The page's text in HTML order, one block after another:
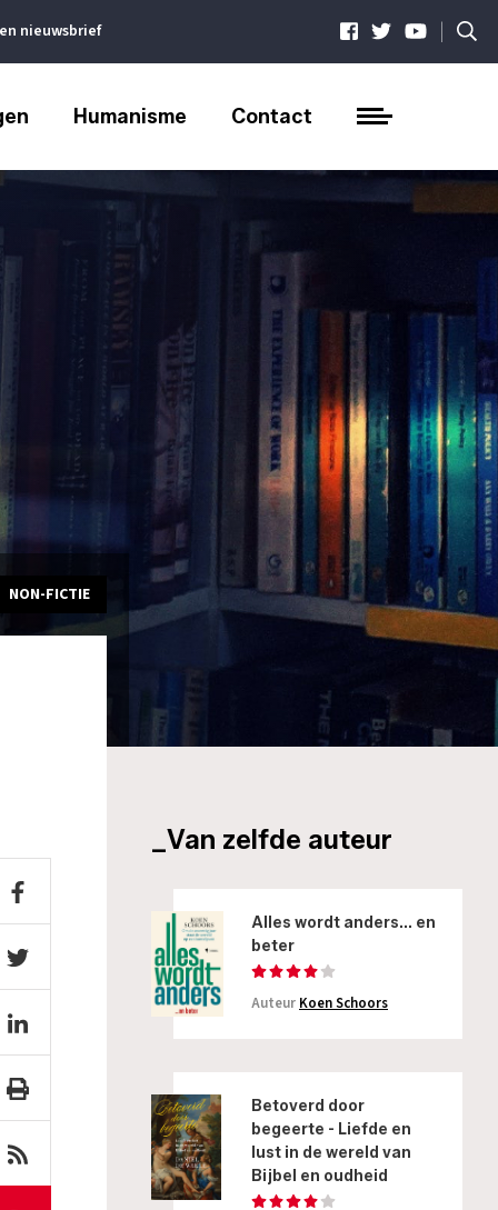
nieuwsbrief |
Humanisme Contact
NON-FICTIE
_Van zelfde auteur
Alles wordt anders... en
beter
Auteur Koen Schoors
Betoverd door
begeerte - Liefde en
lust in de wereld van
Bijbel en oudheid